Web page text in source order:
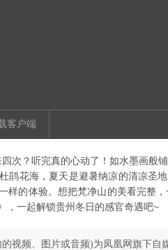
客户端
次？听完真的心动了！如水墨画般
鹃花海，夏天是避暑纳凉的清凉圣
样的体验。想把梵净山的美看完
，一起解锁贵州冬日的感官奇遇吧~
视频、图片或音频)为凤凰网旗下